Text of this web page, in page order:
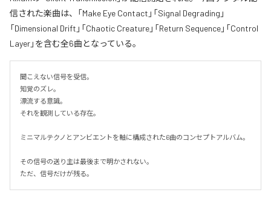
信された楽曲は、「Make Eye Contact」「Signal Degrading」
「Dimensional Drift」「Chaotic Creature」「Return Sequence」「Control
Layer」を含む全6曲となっている。
聞こえない信号を受信。
知覚のズレ。
漂流する意識。
それを観測している存在。
ミニマルテクノとアンビエントを軸に構成された6曲のコンセプトアルバム。
その信号の送り主は最後まで明かされない。
ただ、信号だけが残る。